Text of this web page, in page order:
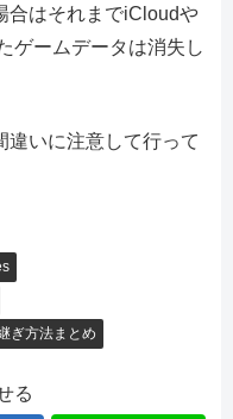
合はそれまでiCloudや
ゲームデータは消失し
違いに注意して行って
ぎ方法まとめ
る